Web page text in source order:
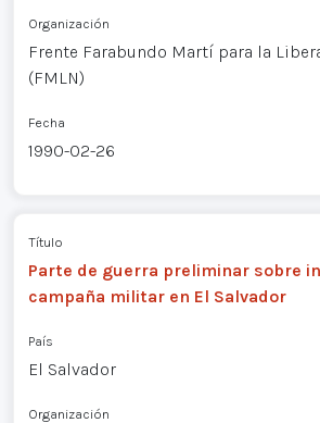
Organización
Frente Farabundo Martí para la
(FMLN)
Fecha
1990-02-26
Título
Parte de guerra preliminar sobre
campaña militar en El Salvador
País
El Salvador
Organización